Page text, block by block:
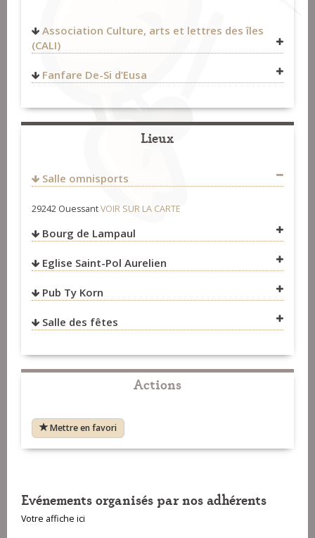
Association Culture, arts et lettres des îles
(CALI)
http://www.livre-insulaire.bzh/
Fanfare De-Si d’Eusa
Lieux
Salle omnisports
29242 OuessantVOIR SUR LA CARTE
Bourg de Lampaul
VOIR SUR LA CARTE
Eglise Saint-Pol Aurelien
VOIR SUR LA CARTE
Pub Ty Korn
VOIR SUR LA CARTE
Salle des fêtes
VOIR SUR LA CARTE
Actions
Mettre en favori
Evénements organisés par nos adhérents
Votre affiche ici